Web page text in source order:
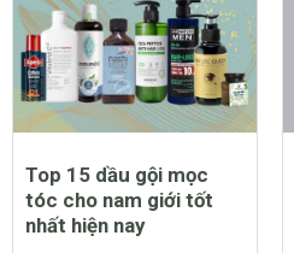
Top 15 dầu gội mọc
tóc cho nam giới tốt
nhất hiện nay